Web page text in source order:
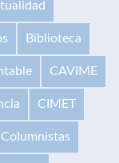
Biblioteca
CAVIME
CIMET
Columnistas